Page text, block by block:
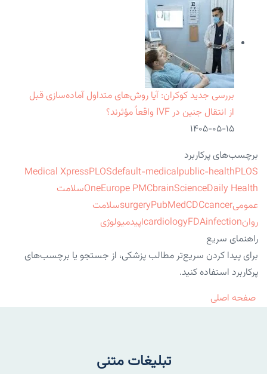
بررسی جدید کوکران: آیا روش‌های متداول آماده‌سازی قبل
از انتقال جنین در IVF واقعاً مؤثرند؟
۱۴۰۵-۰۵-۱۵
برچسب‌های پرکاربرد
Medical XpressPLOSdefault-medicalpublic-healthPLOS
OneEurope PMCbrainScienceDaily Health
سلامت
عمومی
surgeryPubMedCDCcancer
سلامت
روان
cardiologyFDAinfection
اپیدمیولوژی
راهنمای سریع
برای پیدا کردن سریع‌تر مطالب پزشکی، از جستجو یا برچسب‌های
پرکاربرد استفاده کنید.
صفحه اصلی
تبلیغات متنی